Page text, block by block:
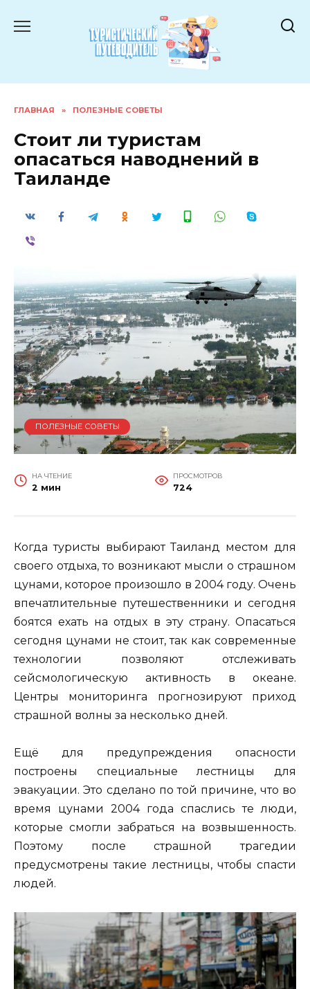
ГЛАВНАЯ » ПОЛЕЗНЫЕ СОВЕТЫ
Стоит ли туристам
опасаться наводнений в
Таиланде
ПОЛЕЗНЫЕ СОВЕТЫ
НА ЧТЕНИЕ
2 мин
ПРОСМОТРОВ
724
Когда туристы выбирают Таиланд местом для
своего отдыха, то возникают мысли о страшном
цунами, которое произошло в 2004 году. Очень
впечатлительные путешественники и сегодня
боятся ехать на отдых в эту страну. Опасаться
сегодня цунами не стоит, так как современные
технологии позволяют отслеживать
сейсмологическую активность в океане.
Центры мониторинга прогнозируют приход
страшной волны за несколько дней.
Ещё для предупреждения опасности
построены специальные лестницы для
эвакуации. Это сделано по той причине, что во
время цунами 2004 года спаслись те люди,
которые смогли забраться на возвышенность.
Поэтому после страшной трагедии
предусмотрены такие лестницы, чтобы спасти
людей.